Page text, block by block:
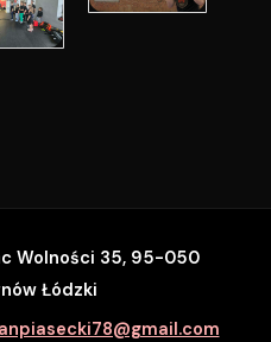
zajęcia
Wolności 35, 95-050
Łódzki